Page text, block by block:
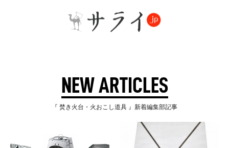
NEW ARTICLES
『 焚き火台・火おこし道具 』新着編集部記事